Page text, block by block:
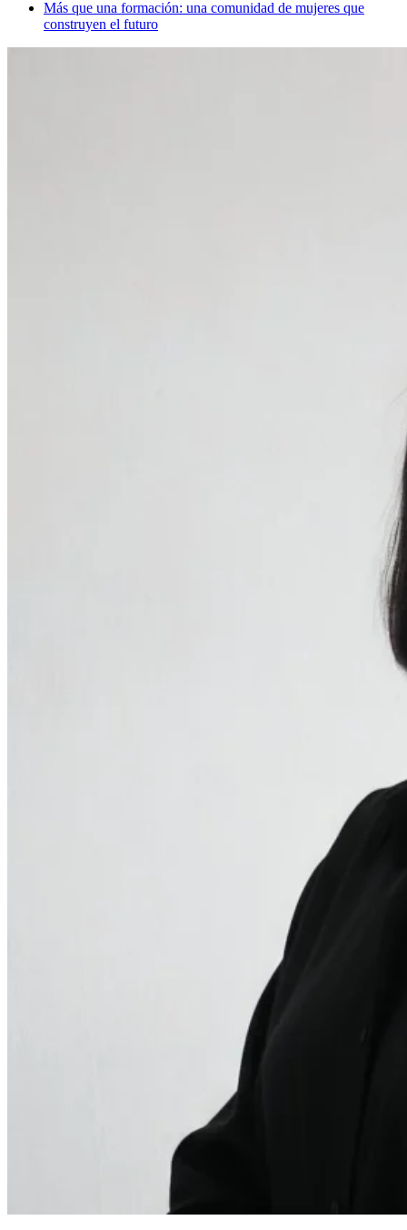
Más que una formación: una comunidad de mujeres que
construyen el futuro